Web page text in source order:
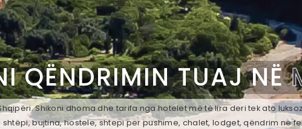
QËNDRIMIN TUAJ NË
Shikoni dhoma dhe tarifa nga hotelet më të lira deri tek ato
bujtina, hostele, shtepi per pushime, chalet, lodget, qëndrim në